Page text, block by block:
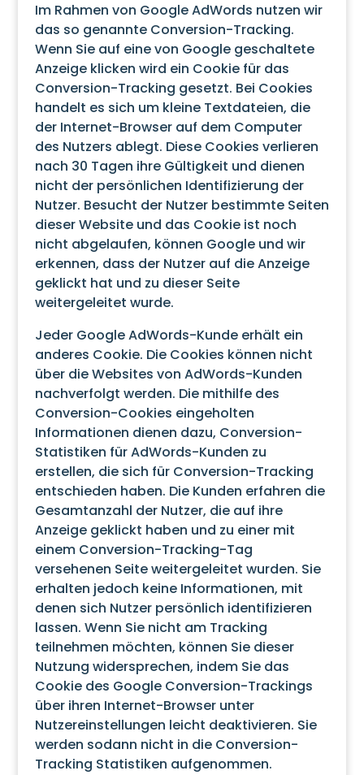
Im Rahmen von Google AdWords nutzen wir
das so genannte Conversion-Tracking.
Wenn Sie auf eine von Google geschaltete
Anzeige klicken wird ein Cookie für das
Conversion-Tracking gesetzt. Bei Cookies
handelt es sich um kleine Textdateien, die
der Internet-Browser auf dem Computer
des Nutzers ablegt. Diese Cookies verlieren
nach 30 Tagen ihre Gültigkeit und dienen
nicht der persönlichen Identifizierung der
Nutzer. Besucht der Nutzer bestimmte Seiten
dieser Website und das Cookie ist noch
nicht abgelaufen, können Google und wir
erkennen, dass der Nutzer auf die Anzeige
geklickt hat und zu dieser Seite
weitergeleitet wurde.
Jeder Google AdWords-Kunde erhält ein
anderes Cookie. Die Cookies können nicht
über die Websites von AdWords-Kunden
nachverfolgt werden. Die mithilfe des
Conversion-Cookies eingeholten
Informationen dienen dazu, Conversion-
Statistiken für AdWords-Kunden zu
erstellen, die sich für Conversion-Tracking
entschieden haben. Die Kunden erfahren die
Gesamtanzahl der Nutzer, die auf ihre
Anzeige geklickt haben und zu einer mit
einem Conversion-Tracking-Tag
versehenen Seite weitergeleitet wurden. Sie
erhalten jedoch keine Informationen, mit
denen sich Nutzer persönlich identifizieren
lassen. Wenn Sie nicht am Tracking
teilnehmen möchten, können Sie dieser
Nutzung widersprechen, indem Sie das
Cookie des Google Conversion-Trackings
über ihren Internet-Browser unter
Nutzereinstellungen leicht deaktivieren. Sie
werden sodann nicht in die Conversion-
Tracking Statistiken aufgenommen.